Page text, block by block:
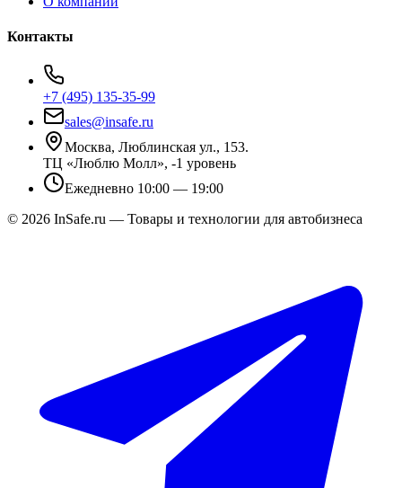
Контакты
+7 (495) 135-35-99
sales@insafe.ru
Москва, Люблинская ул., 153.
ТЦ «Люблю Молл», -1 уровень
Ежедневно 10:00 — 19:00
© 2026 InSafe.ru — Товары и технологии для автобизнеса